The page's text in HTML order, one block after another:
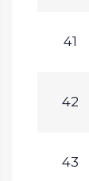
41
42
43